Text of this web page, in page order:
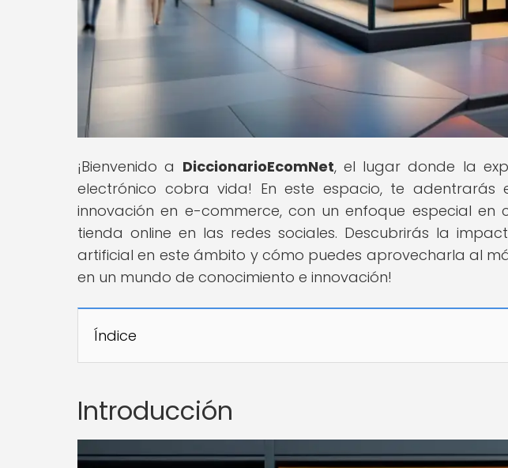
¡Bienvenido a DiccionarioEcomNet, el lugar donde la
electrónico cobra vida! En este espacio, te
innovación en e-commerce, con un enfoque especial
tienda online en las redes sociales. Descubrirás la
artificial en este ámbito y cómo puedes aprovecharla al
en un mundo de conocimiento e innovación!
Índice
Introducción